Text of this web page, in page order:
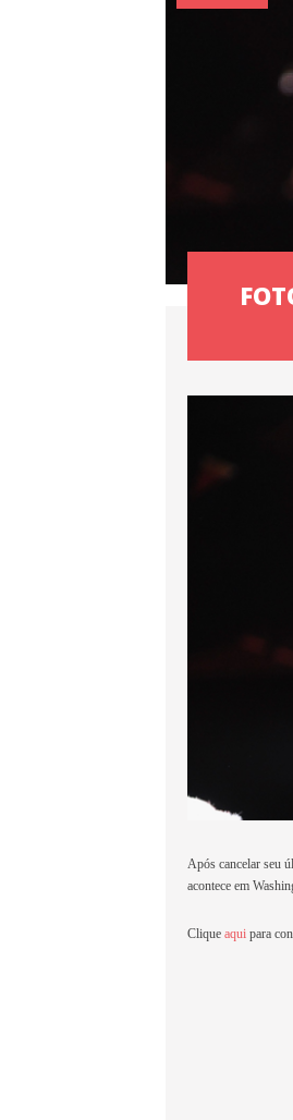
Após cancelar seu
acontece em
Clique aqui para